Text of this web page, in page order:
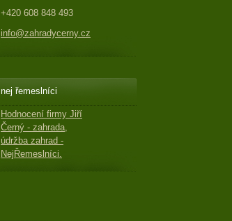
+420 608 848 493
info@zahradycerny.cz
nej řemeslníci
Hodnocení firmy Jiří
Černý - zahrada,
údržba zahrad -
NejŘemeslníci.